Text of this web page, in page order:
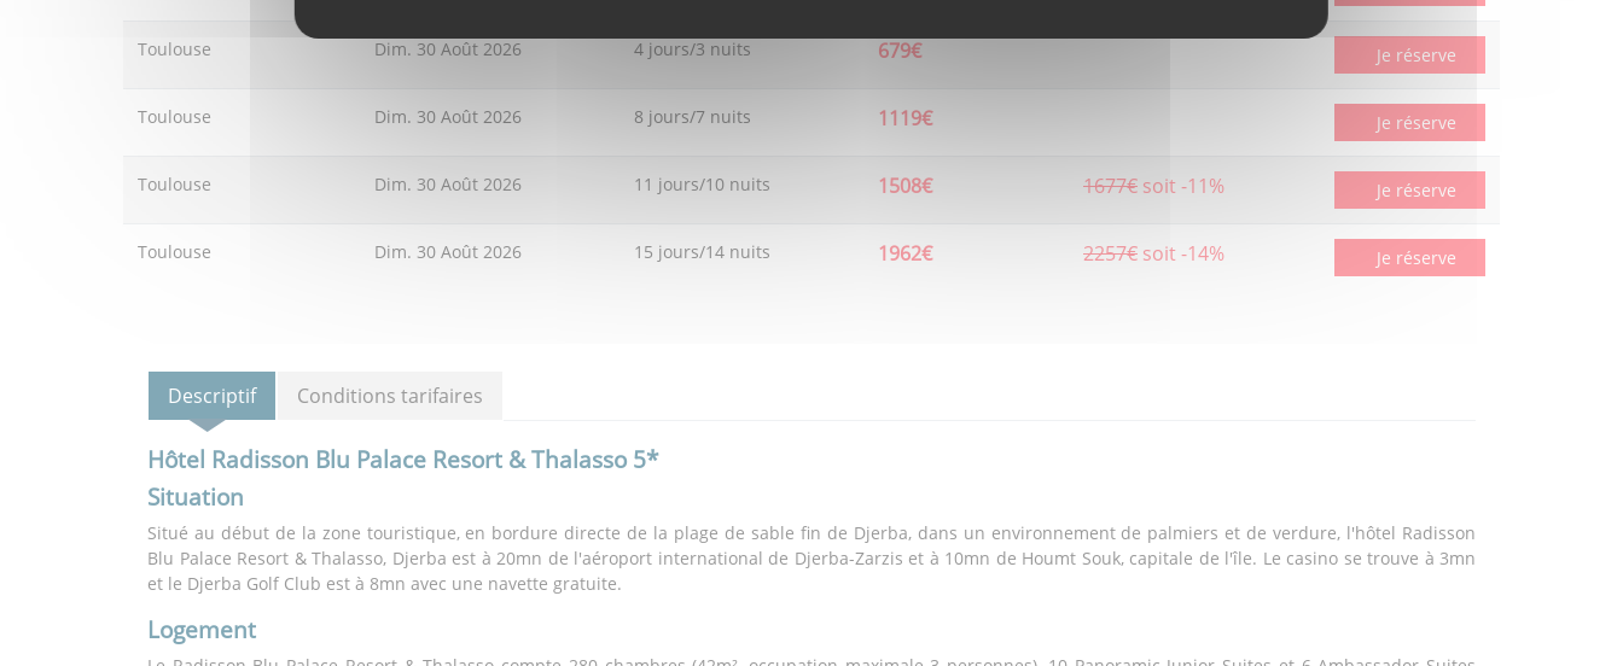
Toulouse Dim. 30 Août 2026 4 jours/3 nuits 679€ Je réserve
Toulouse Dim. 30 Août 2026 8 jours/7 nuits 1119€ Je réserve
Toulouse Dim. 30 Août 2026 11 jours/10 nuits 1508€ 1677€ soit -11% Je réserve
Toulouse Dim. 30 Août 2026 15 jours/14 nuits 1962€ 2257€ soit -14% Je réserve
Descriptif Conditions tarifaires
Hôtel Radisson Blu Palace Resort & Thalasso 5*
Situation
Situé au début de la zone touristique, en bordure directe de la plage de sable fin de Djerba, dans un environnement de palmiers et de verdure, l'hôtel Radisson
Blu Palace Resort & Thalasso, Djerba est à 20mn de l'aéroport international de Djerba-Zarzis et à 10mn de Houmt Souk, capitale de l'île. Le casino se trouve à 3mn
et le Djerba Golf Club est à 8mn avec une navette gratuite.
Logement